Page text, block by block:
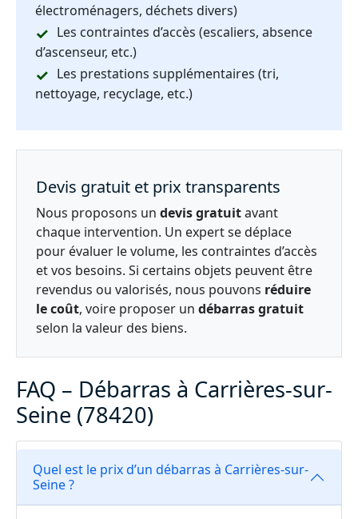
électroménagers, déchets divers)
Les contraintes d’accès (escaliers, absence
d’ascenseur, etc.)
Les prestations supplémentaires (tri,
nettoyage, recyclage, etc.)
Devis gratuit et prix transparents
Nous proposons un devis gratuitavant
chaque intervention. Un expert se déplace
pour évaluer le volume, les contraintes d’accès
et vos besoins. Si certains objets peuvent être
revendus ou valorisés, nous pouvons réduire
le coût, voire proposer un débarras gratuit
selon la valeur des biens.
FAQ – Débarras à Carrières-sur-
Seine (78420)
Quel est le prix d’un débarras à Carrières-sur-
Seine ?